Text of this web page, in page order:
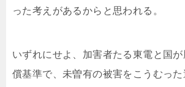
った考えがあるからと思われる。
いずれにせよ、加害者たる東電と国
償基準で、未曽有の被害をこうむっ